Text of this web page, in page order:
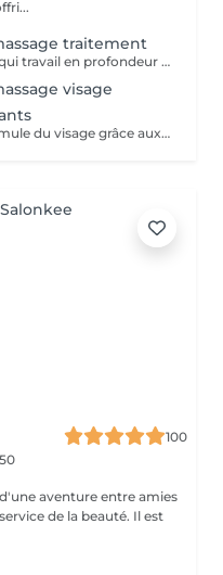
traitement
Un Soin avec un massage tonique qui travail en profondeur les muscles de votre visage en interne et en externe. RESULTATS: - Rajeunissement naturel sans injections - Amélioration du tonus musculaire (fitness passif du visage) - Action drainage, detoxication - Enrichissement en oxygène - Amélioration de la microcirculation - Disparition de double menton - La peau devient plus lisse et plus élastique
visage
Un soin anti-âge non invasif qui stimule du visage grâce aux micro-courants. Il raffermit la peau, améliore l'ovale du visage et procure un effet lifting immédiat.
100
aventure entre amies
de la beauté. Il est